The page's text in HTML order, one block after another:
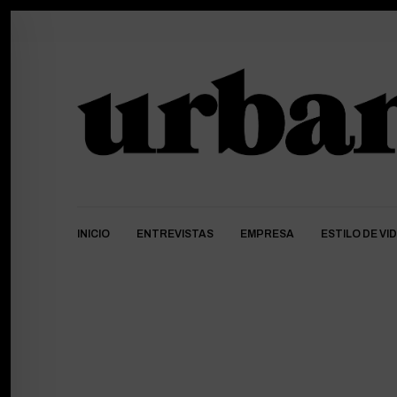
INICIO ENTREVISTAS EMPRESA ESTILO DE